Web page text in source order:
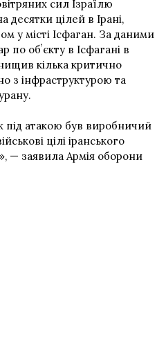
сил Ізраїлю
десятки цілей в Ірані,
у місті Ісфаган. За даними
по обʼєкту в Ісфагані в
кілька критично
з інфраструктурою та
під атакою був виробничий
цілі іранського
— заявила Армія оборони